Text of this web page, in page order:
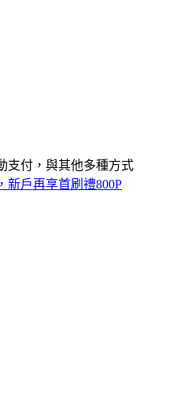
支付，與其他多種方式
新戶再享首刷禮800P